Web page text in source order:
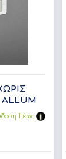
1 έως